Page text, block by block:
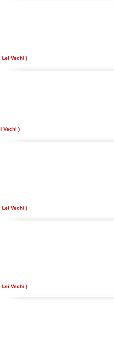
Lei Vechi )
Vechi )
Lei Vechi )
Lei Vechi )